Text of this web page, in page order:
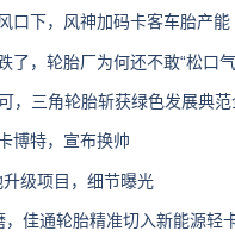
口下，风神加码卡客车胎产能
了，轮胎厂为何还不敢“松口气
，三角轮胎斩获绿色发展典
博特，宣布换帅
级项目，细节曝光
，佳通轮胎精准切入新能源轻